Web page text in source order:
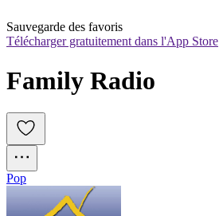
Sauvegarde des favoris
Télécharger gratuitement dans l'App Store
Family Radio
Pop